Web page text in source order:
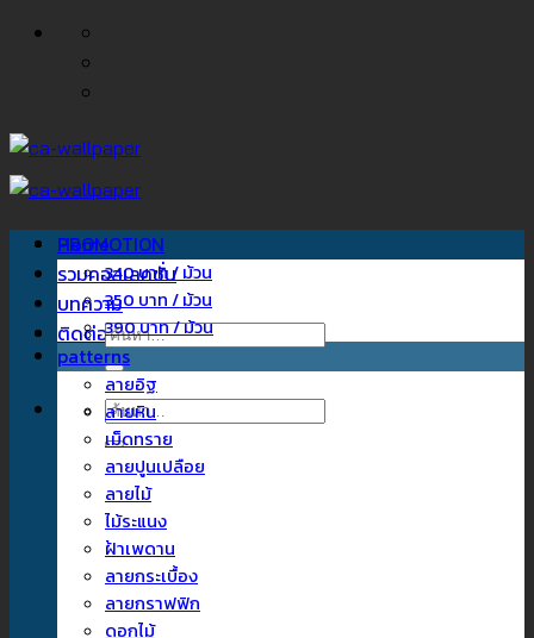
ข้าม
Home
รวมคอลเลคชั่น
บทความ
ติดต่อเรา
ค้นหา:
ค้นหา:
PROMOTION
340 บาท / ม้วน
350 บาท / ม้วน
390 บาท / ม้วน
patterns
ลายอิฐ
ลายหิน
เม็ดทราย
ลายปูนเปลือย
ลายไม้
ไม้ระแนง
ฝ้าเพดาน
ลายกระเบื้อง
ลายกราฟฟิก
ดอกไม้